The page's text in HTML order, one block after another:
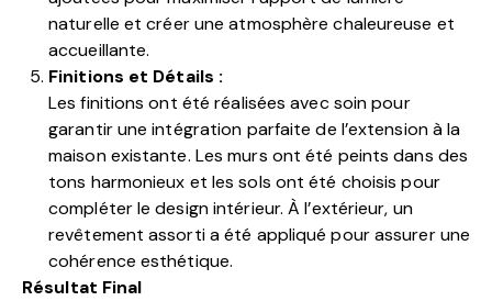
naturelle et créer une atmosphère chaleureuse et
accueillante.
Finitions et Détails :
Les finitions ont été réalisées avec soin pour
garantir une intégration parfaite de l’extension à la
maison existante. Les murs ont été peints dans des
tons harmonieux et les sols ont été choisis pour
compléter le design intérieur. À l’extérieur, un
revêtement assorti a été appliqué pour assurer une
cohérence esthétique.
Résultat Final